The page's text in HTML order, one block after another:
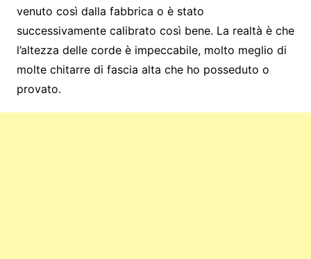
venuto così dalla fabbrica o è stato
successivamente calibrato così bene. La realtà è che
l’altezza delle corde è impeccabile, molto meglio di
molte chitarre di fascia alta che ho posseduto o
provato.